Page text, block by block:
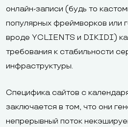
онлайн-записи (будь то
популярных фреймворков или
вроде YCLIENTS и DIKIDI)
требования к стабильности
инфраструктуры.
Специфика сайтов с
заключается в том, что они
непрерывный поток